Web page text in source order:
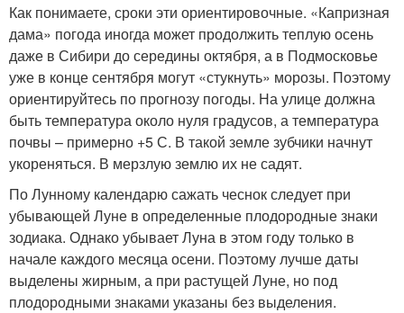
Как понимаете, сроки эти ориентировочные. «Капризная
дама» погода иногда может продолжить теплую осень
даже в Сибири до середины октября, а в Подмосковье
уже в конце сентября могут «стукнуть» морозы. Поэтому
ориентируйтесь по прогнозу погоды. На улице должна
быть температура около нуля градусов, а температура
почвы – примерно +5 С. В такой земле зубчики начнут
укореняться. В мерзлую землю их не садят.
По Лунному календарю сажать чеснок следует при
убывающей Луне в определенные плодородные знаки
зодиака. Однако убывает Луна в этом году только в
начале каждого месяца осени. Поэтому лучше даты
выделены жирным, а при растущей Луне, но под
плодородными знаками указаны без выделения.